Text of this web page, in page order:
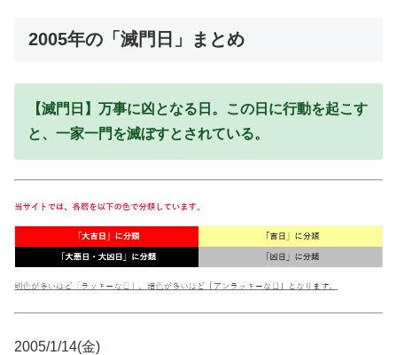
2005年の「滅門日」まとめ
【滅門日】万事に凶となる日。この日に行動を起こす
と、一家一門を滅ぼすとされている。
2005/1/14(金)